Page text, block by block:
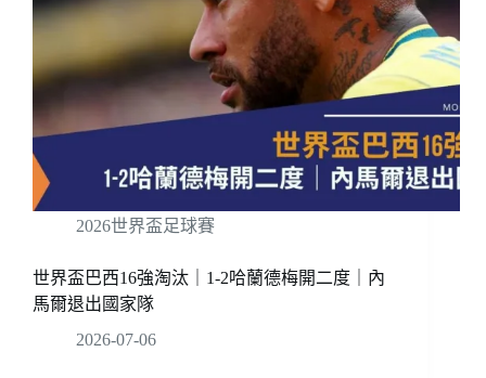
2026世界盃足球賽
世界盃巴西16強淘汰｜1-2哈蘭德梅開二度｜內
馬爾退出國家隊
2026-07-06